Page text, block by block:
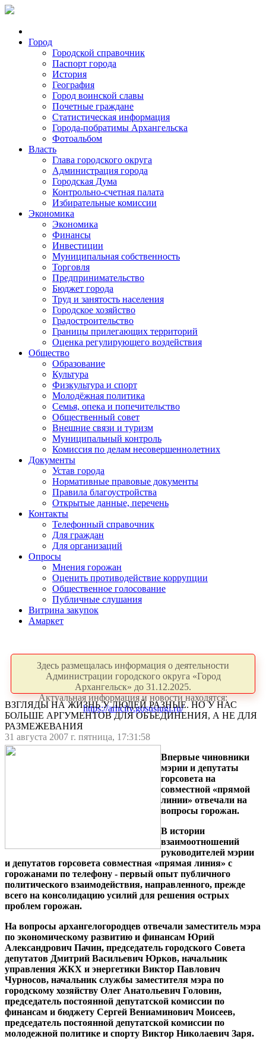
Город
Городской справочник
Паспорт города
История
География
Город воинской славы
Почетные граждане
Статистическая информация
Города-побратимы Архангельска
Фотоальбом
Власть
Глава городского округа
Администрация города
Городская Дума
Контрольно-счетная палата
Избирательные комиссии
Экономика
Экономика
Финансы
Инвестиции
Муниципальная собственность
Торговля
Предпринимательство
Бюджет города
Труд и занятость населения
Городское хозяйство
Градостроительство
Границы прилегающих территорий
Оценка регулирующего воздействия
Общество
Образование
Культура
Физкультура и спорт
Молодёжная политика
Семья, опека и попечительство
Общественный совет
Внешние связи и туризм
Муниципальный контроль
Комиссия по делам несовершеннолетних
Документы
Устав города
Нормативные правовые документы
Правила благоустройства
Открытые данные, перечень
Контакты
Телефонный справочник
Для граждан
Для организаций
Опросы
Мнения горожан
Оценить противодействие коррупции
Общественное голосование
Публичные слушания
Витрина закупок
Амаркет
Здесь размещалась информация о деятельности
Администрации городского округа «Город
Архангельск» до 31.12.2025.
Актуальная информация и новости находятся:
https://arhcity.gosuslugi.ru/
ВЗГЛЯДЫ НА ЖИЗНЬ У ЛЮДЕЙ РАЗНЫЕ. НО У НАС
БОЛЬШЕ АРГУМЕНТОВ ДЛЯ ОБЪЕДИНЕНИЯ, А НЕ ДЛЯ
РАЗМЕЖЕВАНИЯ
31 августа 2007 г. пятница, 17:31:58
Впервые чиновники
мэрии и депутаты
горсовета на
совместной «прямой
линии» отвечали на
вопросы горожан.
В истории
взаимоотношений
руководителей мэрии
и депутатов горсовета совместная «прямая линия» с
горожанами по телефону - первый опыт публичного
политического взаимодействия, направленного, прежде
всего на консолидацию усилий для решения острых
проблем горожан.
На вопросы архангелогородцев отвечали заместитель мэра
по экономическому развитию и финансам Юрий
Александрович Пачин, председатель городского Совета
депутатов Дмитрий Васильевич Юрков, начальник
управления ЖКХ и энергетики Виктор Павлович
Чурносов, начальник службы заместителя мэра по
городскому хозяйству Олег Анатольевич Головин,
председатель постоянной депутатской комиссии по
финансам и бюджету Сергей Вениаминович Моисеев,
председатель постоянной депутатской комиссии по
молодежной политике и спорту Виктор Николаевич Заря.